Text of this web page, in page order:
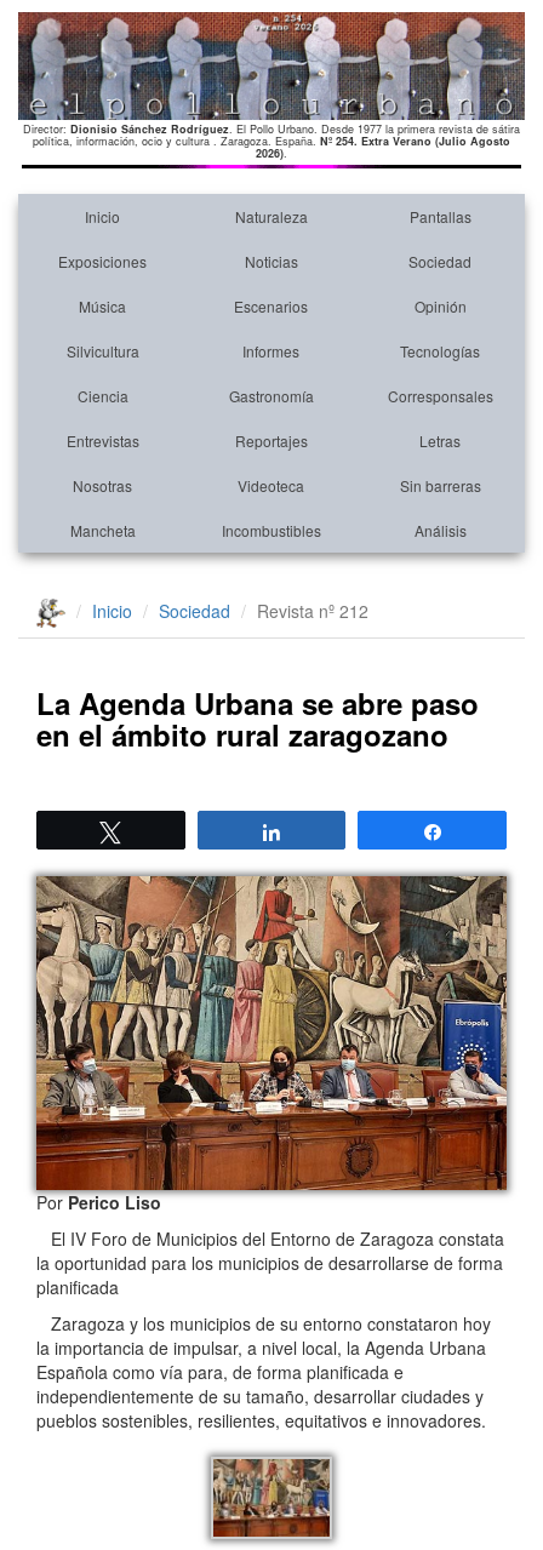
Director: Dionisio Sánchez Rodríguez. El Pollo Urbano. Desde 1977 la primera revista de sátira
política, información, ocio y cultura . Zaragoza. España. Nº 254. Extra Verano (Julio Agosto
2026).
Inicio Naturaleza Pantallas
Exposiciones Noticias Sociedad
Música Escenarios Opinión
Silvicultura Informes Tecnologías
Ciencia Gastronomía Corresponsales
Entrevistas Reportajes Letras
Nosotras Videoteca Sin barreras
Mancheta Incombustibles Análisis
Inicio Sociedad Revista nº 212
La Agenda Urbana se abre paso
en el ámbito rural zaragozano
PorPerico Liso
El IV Foro de Municipios del Entorno de Zaragoza constata
la oportunidad para los municipios de desarrollarse de forma
planificada
Zaragoza y los municipios de su entorno constataron hoy
la importancia de impulsar, a nivel local, la Agenda Urbana
Española como vía para, de forma planificada e
independientemente de su tamaño, desarrollar ciudades y
pueblos sostenibles, resilientes, equitativos e innovadores.